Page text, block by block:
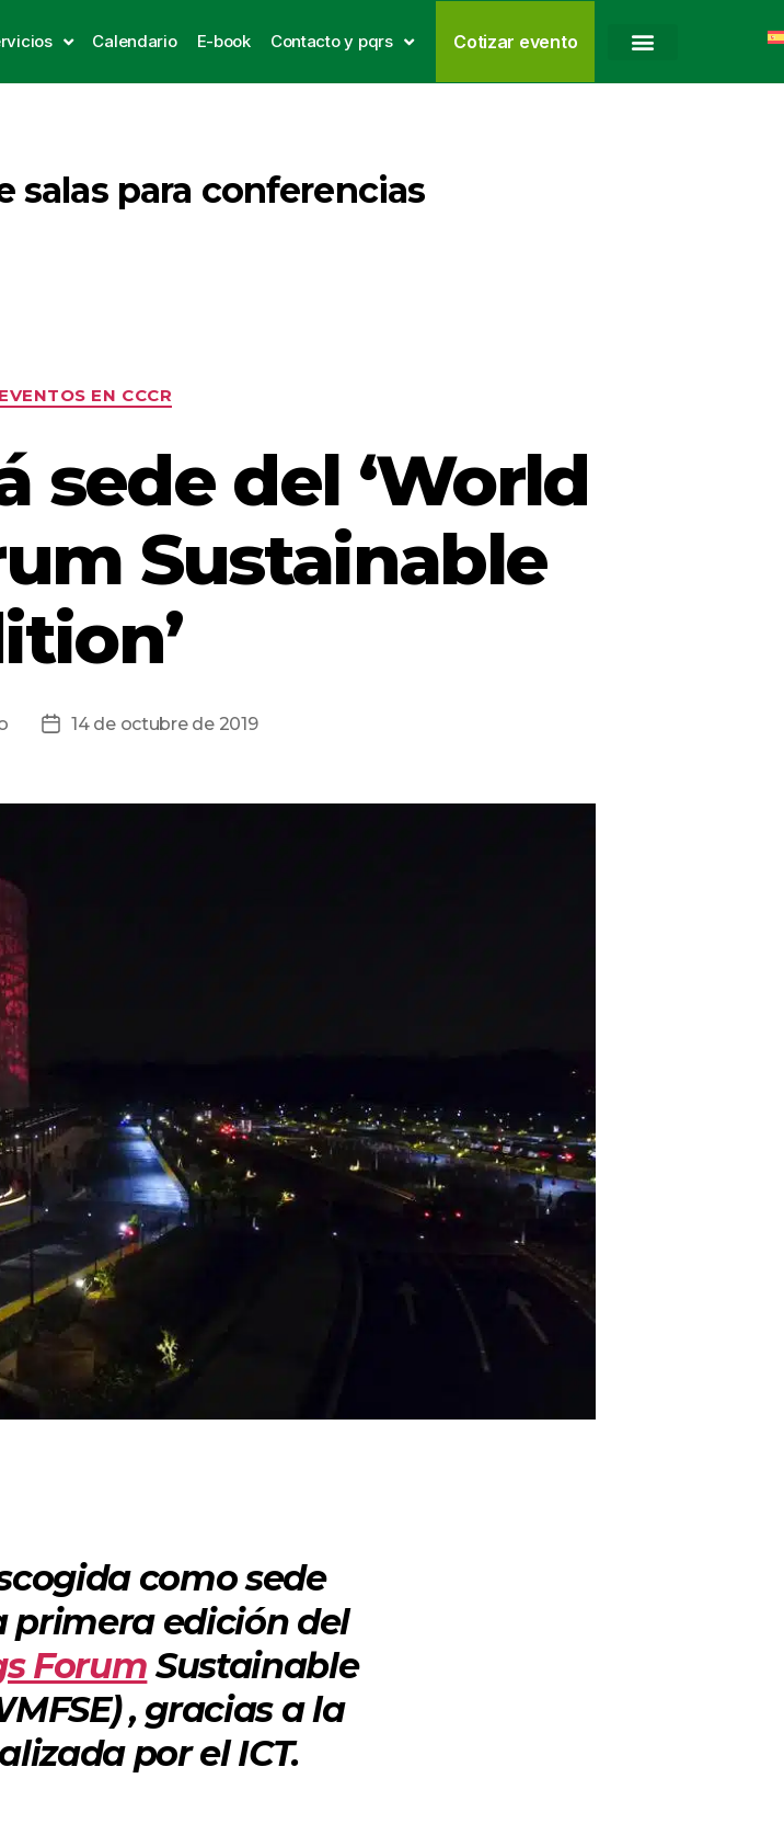
Calendario E-book Contacto y pqrs Cotizar evento
salas para conferencias
EVENTOS EN CCCR
sede del ‘World
Sustainable
14 de octubre de 2019
como sede
primera edición del
Forum Sustainable
, gracias a la
por el ICT.